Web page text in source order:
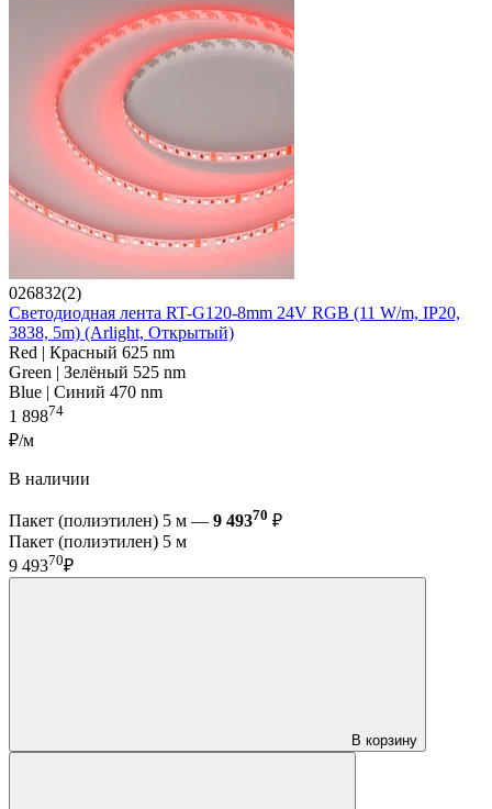
026832(2)
Светодиодная лента RT-G120-8mm 24V RGB (11 W/m, IP20,
3838, 5m) (Arlight, Открытый)
Red | Красный 625 nm
Green | Зелёный 525 nm
Blue | Синий 470 nm
1 89874
₽/м
В наличии
Пакет (полиэтилен) 5 м — 9 49370 ₽
Пакет (полиэтилен) 5 м
9 49370₽
В корзину